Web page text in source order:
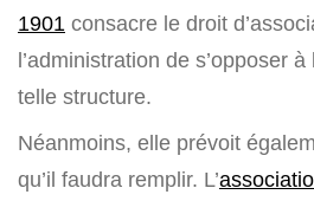
1901 consacre le droit
l’administration de s’opposer
telle structure.
Néanmoins, elle prévoit
qu’il faudra remplir. L’